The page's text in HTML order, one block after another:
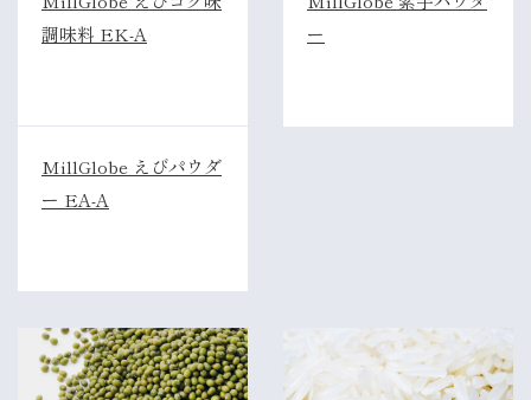
調味料 EK-A
MillGlobe えびパウダ
ー EA-A
ー